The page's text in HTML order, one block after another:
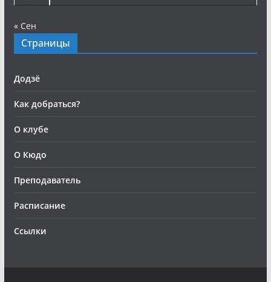
« Сен
Страницы
Додзё
Как добраться?
О клубе
О Кюдо
Преподаватель
Расписание
Ссылки